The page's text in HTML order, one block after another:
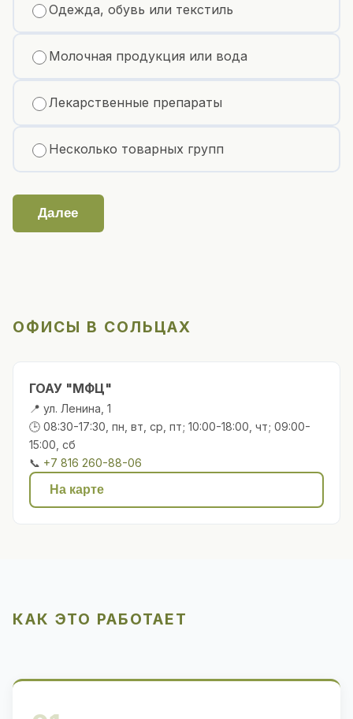
Одежда, обувь или текстиль
Молочная продукция или вода
Лекарственные препараты
Несколько товарных групп
Далее
ОФИСЫ В СОЛЬЦАХ
ГОАУ "МФЦ"
📍 ул. Ленина, 1
🕒 08:30-17:30, пн, вт, ср, пт; 10:00-18:00, чт; 09:00-
15:00, сб
📞 +7 816 260-88-06
На карте
КАК ЭТО РАБОТАЕТ